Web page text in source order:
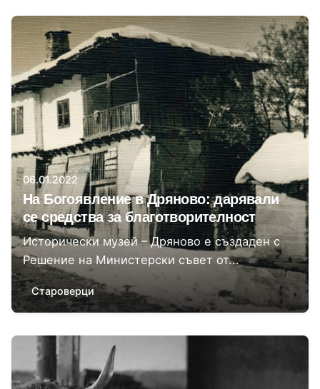
Автор
Стефана Вълчева
06.01.2022
На Богоявление в Дряново: дарявали
се средства за благотворителност
Исторически музей – Дряново е създаден с
Решение на Министерски съвет от...
Староверци
Автор
Момчил Цонев